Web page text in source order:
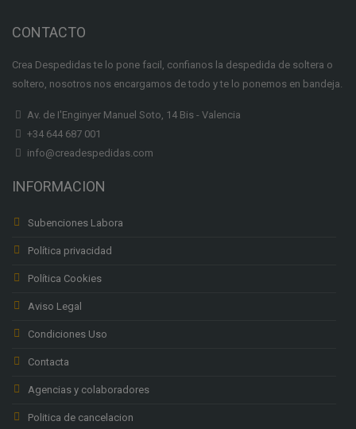
CONTACTO
Crea Despedidas te lo pone facil, confianos la despedida de soltera o
soltero, nosotros nos encargamos de todo y te lo ponemos en bandeja.
Av. de I'Enginyer Manuel Soto, 14 Bis - Valencia
+34 644 687 001
info@creadespedidas.com
INFORMACION
Subenciones Labora
Política privacidad
Política Cookies
Aviso Legal
Condiciones Uso
Contacta
Agencias y colaboradores
Politica de cancelacion